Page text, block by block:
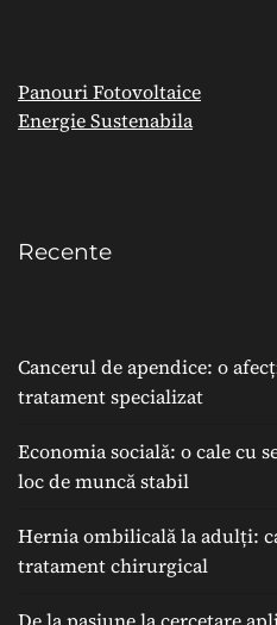
Panouri Fotovoltaice
Energie Sustenabila
Recente
Cancerul de apendice: o
tratament specializat
Economia socială: o cale cu
loc de muncă stabil
Hernia ombilicală la adulți:
tratament chirurgical